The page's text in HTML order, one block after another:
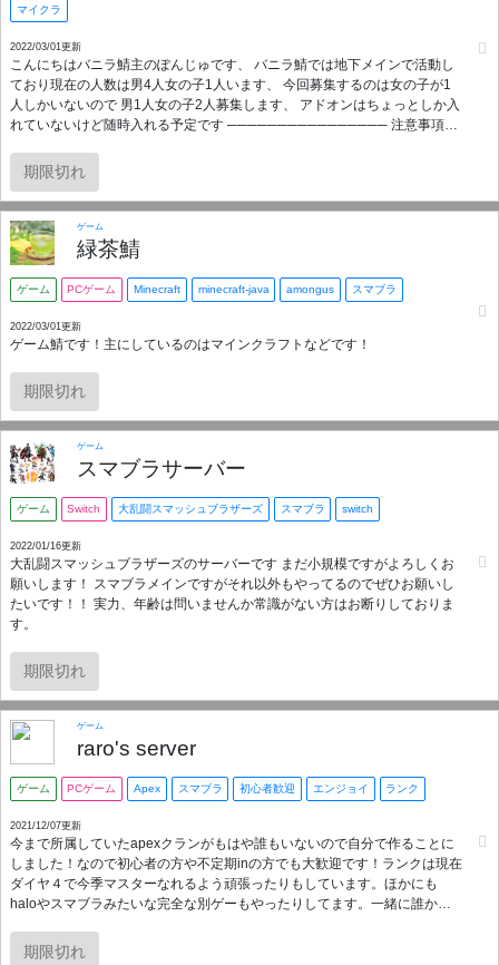
マイクラ
2022/03/01更新
こんにちはバニラ鯖主のぽんじゅです、 バニラ鯖では地下メインで活動し
ており現在の人数は男4人女の子1人います、 今回募集するのは女の子が1
人しかいないので 男1人女の子2人募集します、 アドオンはちょっとしか入
れていないけど随時入れる予定です ──────────────── 注意事項※
Realmsです！
期限切れ
ゲーム
緑茶鯖
ゲーム PCゲーム Minecraft minecraft-java amongus スマブラ
2022/03/01更新
ゲーム鯖です！主にしているのはマインクラフトなどです！
期限切れ
ゲーム
スマブラサーバー
ゲーム Switch 大乱闘スマッシュブラザーズ スマブラ switch
2022/01/16更新
大乱闘スマッシュブラザーズのサーバーです まだ小規模ですがよろしくお
願いします！ スマブラメインですがそれ以外もやってるのでぜひお願いし
たいです！！ 実力、年齢は問いませんか常識がない方はお断りしておりま
す。
期限切れ
ゲーム
raro's server
ゲーム PCゲーム Apex スマブラ 初心者歓迎 エンジョイ ランク
2021/12/07更新
今まで所属していたapexクランがもはや誰もいないので自分で作ることに
しました！なので初心者の方や不定期inの方でも大歓迎です！ランクは現在
ダイヤ４で今季マスターなれるよう頑張ったりもしています。ほかにも
haloやスマブラみたいな完全な別ゲーもやったりしてます。一緒に誰かと
期限切れ